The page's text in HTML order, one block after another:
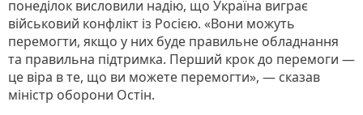
понеділок висловили надію, що Україна виграє
військовий конфлікт із Росією. «Вони можуть
перемогти, якщо у них буде правильне обладнання
та правильна підтримка. Перший крок до перемоги —
це віра в те, що ви можете перемогти», — сказав
міністр оборони Остін.